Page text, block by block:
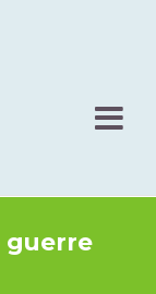
guerre